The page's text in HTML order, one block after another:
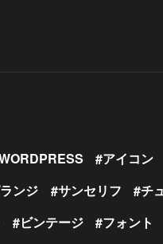
アイコン
ンジ サンセリフ チ
ビンテージ フォント